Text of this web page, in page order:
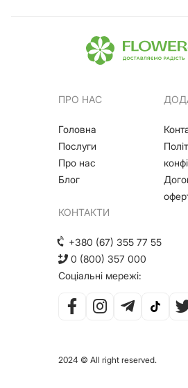
ПРО НАС
Головна
Послуги
Про нас
Блог
КОНТАКТИ
+380 (67) 355 77 55
0 (800) 357 000
Соціальні мережі:
2024 © All right reserved.